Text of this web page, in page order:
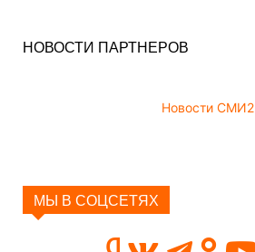
НОВОСТИ ПАРТНЕРОВ
Новости СМИ2
МЫ В СОЦСЕТЯХ